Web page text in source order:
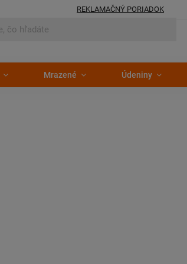
REKLAMAČNÝ PORIADOK
Mrazené Údeniny